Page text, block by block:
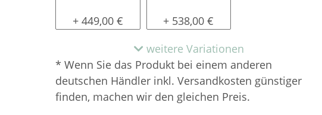
Konfigurator alles frei wählbar
+ 449,00 € tief gebürstet
+ 538,00 €
weitere Variationen
* Wenn Sie das Produkt bei einem anderen
deutschen Händler inkl. Versandkosten günstiger
finden, machen wir den gleichen Preis.